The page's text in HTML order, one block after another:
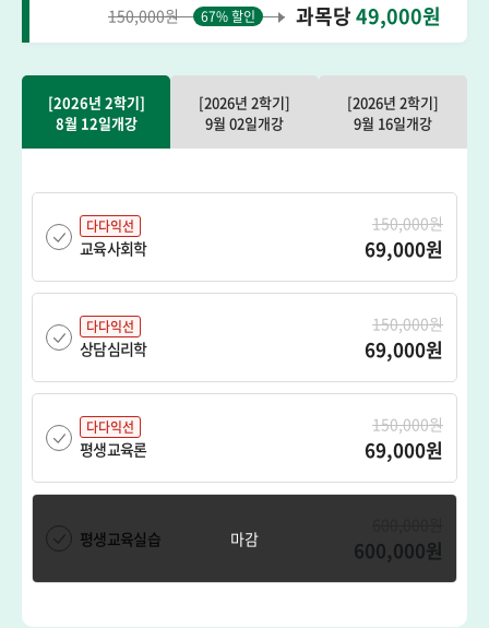
150,000원 67% 할인 과목당49,000원
[2026년 2학기]
8월 12일개강
[2026년 2학기]
9월 02일개강
[2026년 2학기]
9월 16일개강
다다익선
교육사회학
150,000원
69,000원
다다익선
상담심리학
150,000원
69,000원
다다익선
평생교육론
150,000원
69,000원
평생교육실습 600,000원